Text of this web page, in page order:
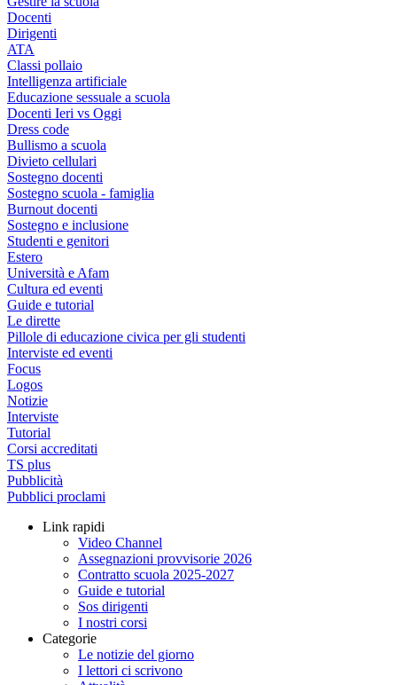
Docenti
Dirigenti
ATA
Classi pollaio
Intelligenza artificiale
Educazione sessuale a scuola
Docenti Ieri vs Oggi
Dress code
Bullismo a scuola
Divieto cellulari
Sostegno docenti
Sostegno scuola - famiglia
Burnout docenti
Sostegno e inclusione
Studenti e genitori
Estero
Università e Afam
Cultura ed eventi
Guide e tutorial
Le dirette
Pillole di educazione civica per gli studenti
Interviste ed eventi
Focus
Logos
Notizie
Interviste
Tutorial
Corsi accreditati
TS plus
Pubblicità
Pubblici proclami
Link rapidi
Video Channel
Assegnazioni provvisorie 2026
Contratto scuola 2025-2027
Guide e tutorial
Sos dirigenti
I nostri corsi
Categorie
Le notizie del giorno
I lettori ci scrivono